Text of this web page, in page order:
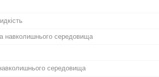
навколишнього середовища
середовища